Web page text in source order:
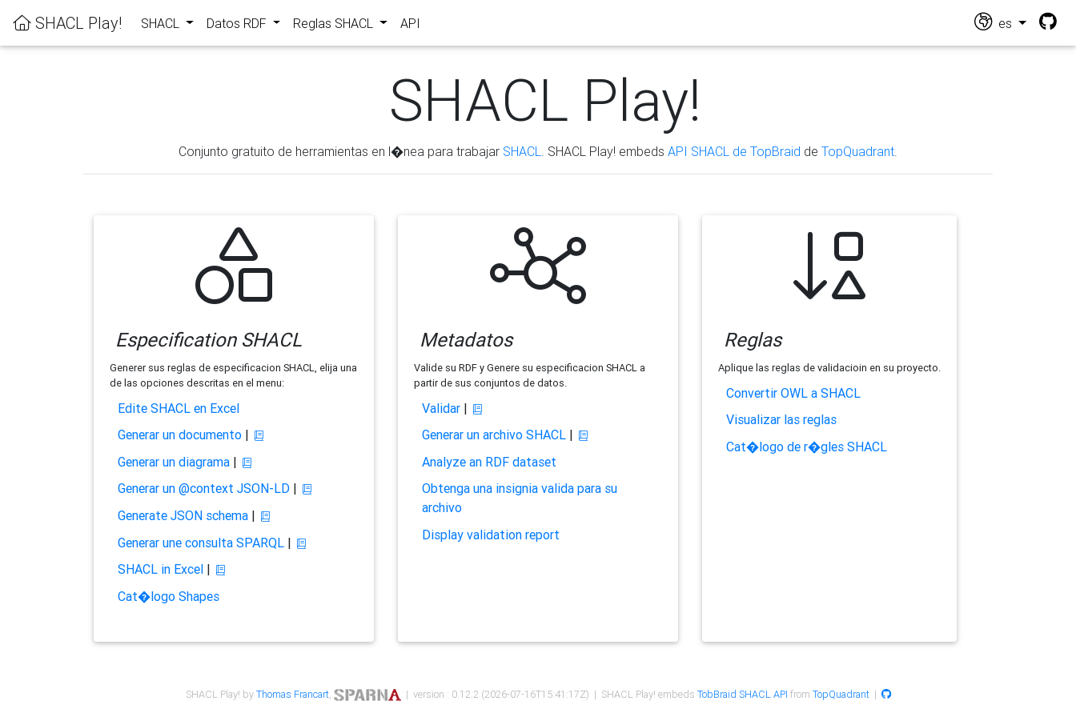
SHACL Play! SHACL Datos RDF Reglas SHACL API es
SHACL Play!
Conjunto gratuito de herramientas en l�nea para trabajar SHACL . SHACL Play! embeds API SHACL de TopBraid de TopQuadrant
Especification SHACL
Generer sus reglas de especificacion SHACL, elija una
de las opciones descritas en el menu:
Edite SHACL en Excel
Generar un documento|
Generar un diagrama|
Generar un @context JSON-LD|
Generate JSON schema|
Generar une consulta SPARQL|
SHACL in Excel|
Cat�logo Shapes
Metadatos
Valide su RDF y Genere su especificacion SHACL a
partir de sus conjuntos de datos.
Validar|
Generar un archivo SHACL|
Analyze an RDF dataset
Obtenga una insignia valida para su
archivo
Display validation report
Reglas
Aplique las reglas de validacioin en su proyecto.
Convertir OWL a SHACL
Visualizar las reglas
Cat�logo de r�gles SHACL
SHACL Play! byThomas Francart, | version : 0.12.2 (2026-07-16T15:41:17Z) | SHACL Play! embeds TobBraid SHACL API from TopQuadrant|